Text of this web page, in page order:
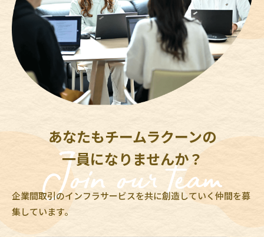
あなたもチームラクーンの
一員になりませんか？
企業間取引のインフラサービスを共に創造していく仲間を募
集しています。